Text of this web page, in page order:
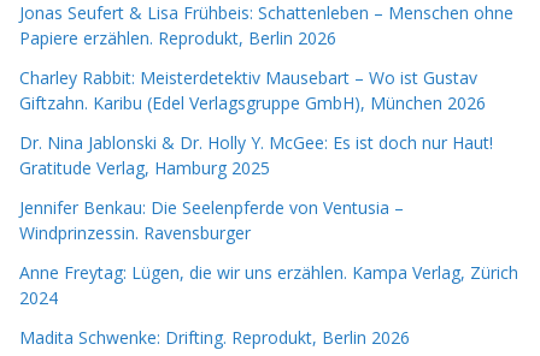
Jonas Seufert & Lisa Frühbeis: Schattenleben – Menschen ohne
Papiere erzählen. Reprodukt, Berlin 2026
Charley Rabbit: Meisterdetektiv Mausebart – Wo ist Gustav
Giftzahn. Karibu (Edel Verlagsgruppe GmbH), München 2026
Dr. Nina Jablonski & Dr. Holly Y. McGee: Es ist doch nur Haut!
Gratitude Verlag, Hamburg 2025
Jennifer Benkau: Die Seelenpferde von Ventusia –
Windprinzessin. Ravensburger
Anne Freytag: Lügen, die wir uns erzählen. Kampa Verlag, Zürich
2024
Madita Schwenke: Drifting. Reprodukt, Berlin 2026